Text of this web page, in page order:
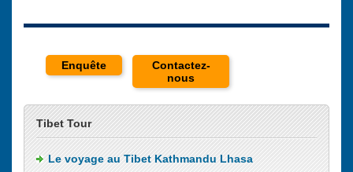
Enquête
Contactez-
nous
Tibet Tour
Le voyage au Tibet Kathmandu Lhasa